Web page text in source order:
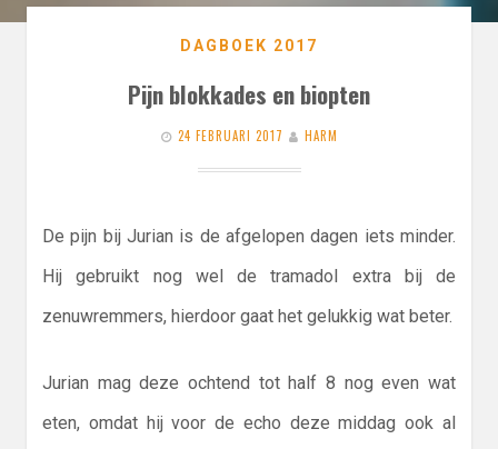
DAGBOEK 2017
Pijn blokkades en biopten
24 FEBRUARI 2017 HARM
De pijn bij Jurian is de afgelopen dagen iets minder.
Hij gebruikt nog wel de tramadol extra bij de
zenuwremmers, hierdoor gaat het gelukkig wat beter.
Jurian mag deze ochtend tot half 8 nog even wat
eten, omdat hij voor de echo deze middag ook al